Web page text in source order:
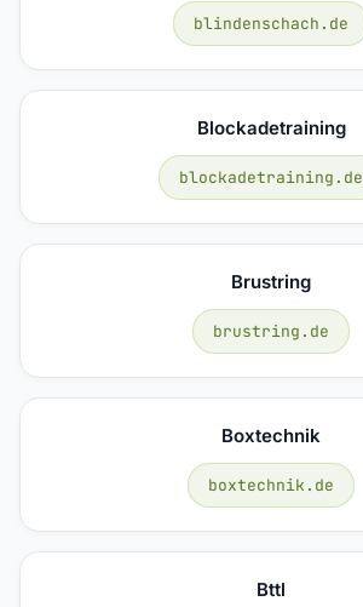
blindenschach.de
Blockadetraining
blockadetraining.de
Brustring
brustring.de
Boxtechnik
boxtechnik.de
Bttl